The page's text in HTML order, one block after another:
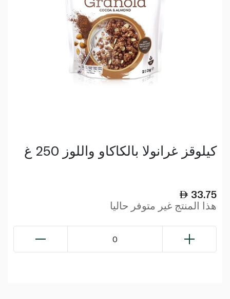
كيلوقز غرانولا بالكاكاو واللوز 250 غ
33.75
هذا المنتج غير متوفر حاليا
0